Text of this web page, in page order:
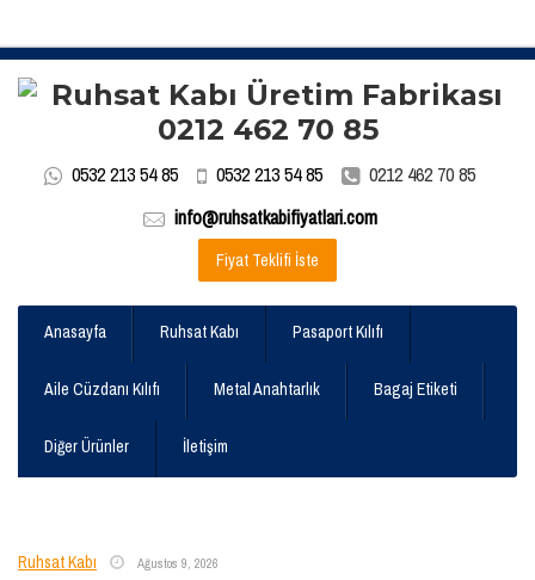
0532 213 54 85 0532 213 54 85
0212 462 70 85
info@ruhsatkabifiyatlari.com
Fiyat Teklifi İste
Anasayfa Ruhsat Kabı Pasaport Kılıfı
Aile Cüzdanı Kılıfı Metal Anahtarlık Bagaj Etiketi
Diğer Ürünler İletişim
Ruhsat Kabı Ağustos 9, 2026